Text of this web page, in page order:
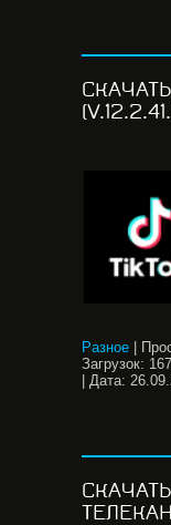
СКАЧАТЬ
Разное
Загрузок:
Дата: